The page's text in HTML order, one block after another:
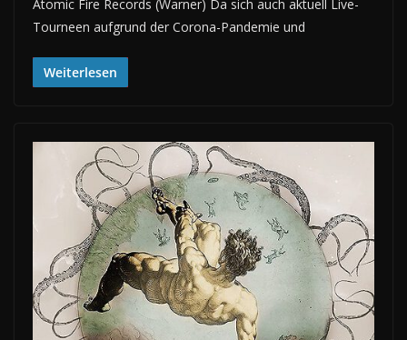
Atomic Fire Records (Warner) Da sich auch aktuell Live-
Tourneen aufgrund der Corona-Pandemie und
Weiterlesen